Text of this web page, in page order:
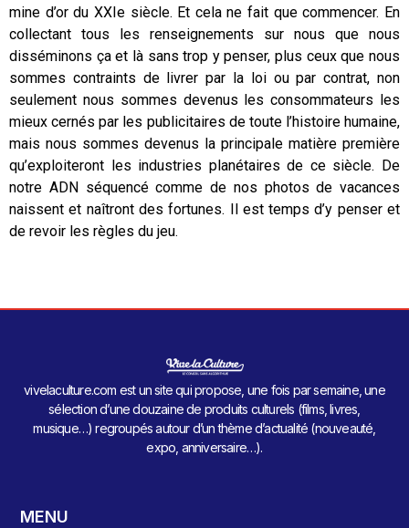
mine d’or du XXIe siècle. Et cela ne fait que commencer. En
collectant tous les renseignements sur nous que nous
disséminons ça et là sans trop y penser, plus ceux que nous
sommes contraints de livrer par la loi ou par contrat, non
seulement nous sommes devenus les consommateurs les
mieux cernés par les publicitaires de toute l’histoire humaine,
mais nous sommes devenus la principale matière première
qu’exploiteront les industries planétaires de ce siècle. De
notre ADN séquencé comme de nos photos de vacances
naissent et naîtront des fortunes. Il est temps d’y penser et
de revoir les règles du jeu.
vivelaculture.com est un site qui propose, une fois par semaine, une
sélection d’une douzaine de produits culturels (films, livres,
musique…) regroupés autour d’un thème d’actualité (nouveauté,
expo, anniversaire…).
MENU